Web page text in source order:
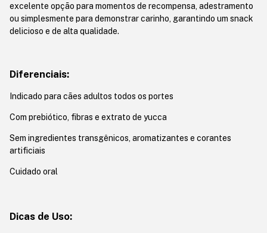
excelente opção para momentos de recompensa, adestramento
ou simplesmente para demonstrar carinho, garantindo um snack
delicioso e de alta qualidade.
Diferenciais:
Indicado para cães adultos todos os portes
Com prebiótico, fibras e extrato de yucca
Sem ingredientes transgênicos, aromatizantes e corantes
artificiais
Cuidado oral
Dicas de Uso: